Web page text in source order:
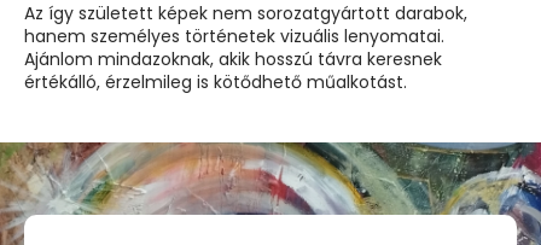
Az így született képek nem sorozatgyártott darabok,
hanem személyes történetek vizuális lenyomatai.
Ajánlom mindazoknak, akik hosszú távra keresnek
értékálló, érzelmileg is kötődhető műalkotást.